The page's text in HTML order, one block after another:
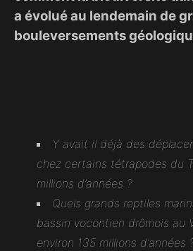
a évolué au lendemain de
bouleversements
Y avait il déjà des
chez certains tétrapodes du
millions d’années ?
Quels grands reptiles
bassin vocontien drômois au
environ 135 millions d’années